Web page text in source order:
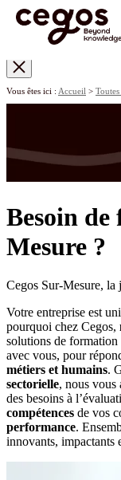
Vous êtes ici : Accueil >
Besoin
Mesure ?
Cegos Sur-Mesure, la
Votre entreprise est
pourquoi chez Cegos,
solutions de formation
avec vous, pour
métiers et humains.
sectorielle, nous vous
des besoins à
compétences de vos
performance.
innovants, impactants